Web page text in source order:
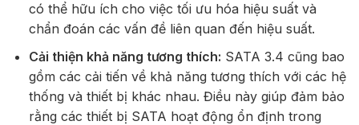
có thể hữu ích cho việc tối ưu hóa hiệu suất và
chẩn đoán các vấn đề liên quan đến hiệu suất.
Cải thiện khả năng tương thích: SATA 3.4 cũng bao
gồm các cải tiến về khả năng tương thích với các hệ
thống và thiết bị khác nhau. Điều này giúp đảm bảo
rằng các thiết bị SATA hoạt động ổn định trong